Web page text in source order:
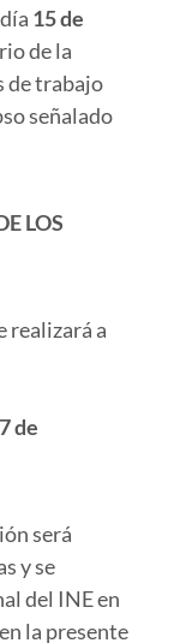
15 de
de la
de trabajo
señalado
LOS
realizará a
de
será
y se
del INE en
la presente